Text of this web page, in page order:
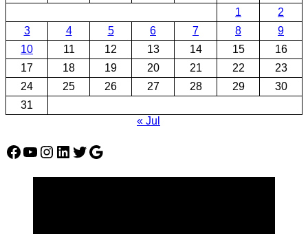
1
2
3
4 5 6 7 8
9
10
11 12 13 14 15
16
17
18 19 20 21 22
23
24
25 26 27 28 29
30
31
« Jul
Facebook
YouTube
Instagram
LinkedIn
Twitter
Google